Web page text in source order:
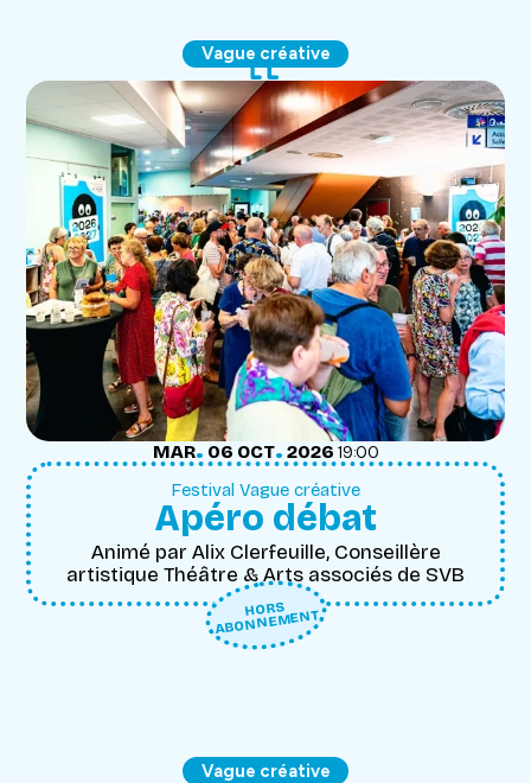
Vague créative
MARDI
MAR. 06 OCTOBRE
OCT. 2026 19:00
Festival Vague créative
Apéro débat
Animé par Alix Clerfeuille, Conseillère
artistique Théâtre & Arts associés de SVB
HORS
ABONNEMENT
Vague créative